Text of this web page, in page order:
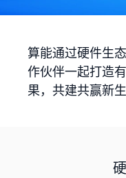
算能通过硬件生
作伙伴一起打造
果，共建共赢新生